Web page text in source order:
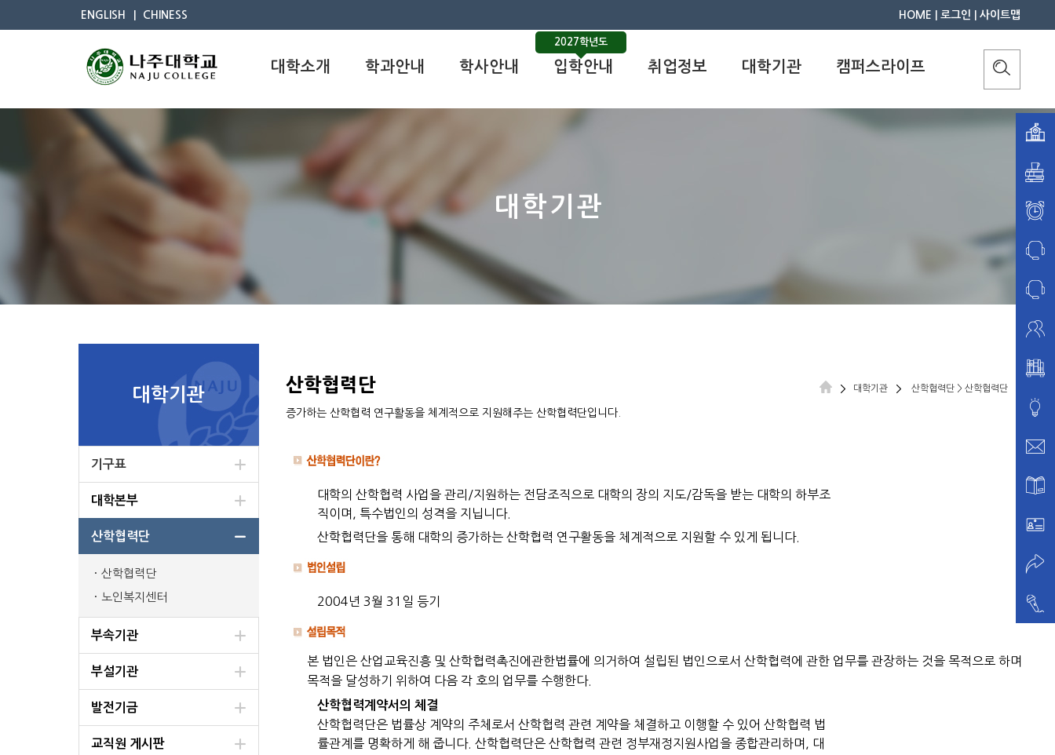
ENGLISH CHINESS HOME 로그인 사이트맵
대학소개 학과안내 학사안내 입학안내
2027학년도
취업정보 대학기관 캠퍼스라이프
대학기관
대학기관
기구표
대학본부
산학협력단
산학협력단
노인복지센터
부속기관
부설기관
발전기금
교직원 게시판
산학협력단 대학기관 산학협력단 > 산학협력단
증가하는 산학협력 연구활동을 체계적으로 지원해주는 산학협력단입니다.
대학의 산학협력 사업을 관리/지원하는 전담조직으로 대학의 장의 지도/감독을 받는 대학의 하부조
직이며, 특수법인의 성격을 지닙니다.
산학협력단을 통해 대학의 증가하는 산학협력 연구활동을 체계적으로 지원할 수 있게 됩니다.
2004년 3월 31일 등기
본 법인은 산업교육진흥 및 산학협력촉진에관한법률에 의거하여 설립된 법인으로서 산학협력에 관한 업무를 관장하는 것을 목적으로 하며
목적을 달성하기 위하여 다음 각 호의 업무를 수행한다.
산학협력계약서의 체결
산학협력단은 법률상 계약의 주체로서 산학협력 관련 계약을 체결하고 이행할 수 있어 산학협력 법
률관계를 명확하게 해 줍니다. 산학협력단은 산학협력 관련 정부재정지원사업을 종합관리하며, 대